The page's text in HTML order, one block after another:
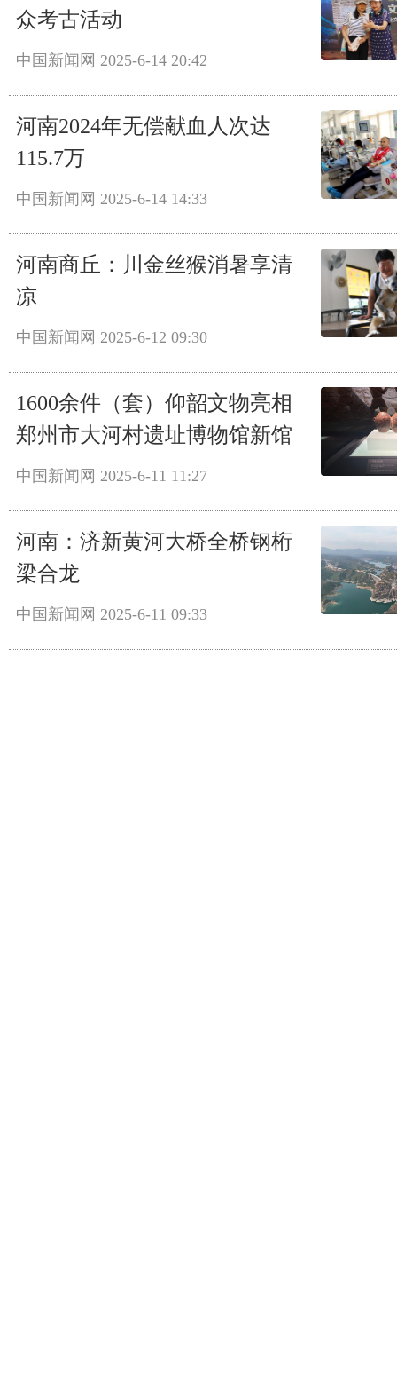
众考古活动
中国新闻网 2025-6-14 20:42
河南2024年无偿献血人次达
115.7万
中国新闻网 2025-6-14 14:33
河南商丘：川金丝猴消暑享清
凉
中国新闻网 2025-6-12 09:30
1600余件（套）仰韶文物亮相
郑州市大河村遗址博物馆新馆
中国新闻网 2025-6-11 11:27
河南：济新黄河大桥全桥钢桁
梁合龙
中国新闻网 2025-6-11 09:33